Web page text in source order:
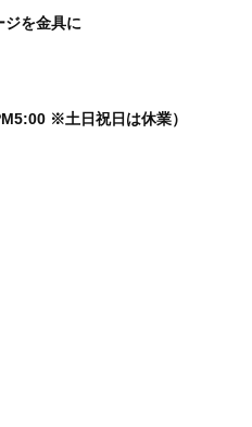
ジを金具に
※土日祝日は休業）